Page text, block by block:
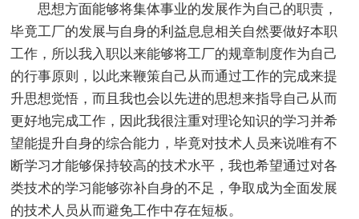
思想方面能够将集体事业的发展作为自己的职责，
毕竟工厂的发展与自身的利益息息相关自然要做好本职
工作，所以我入职以来能够将工厂的规章制度作为自己
的行事原则，以此来鞭策自己从而通过工作的完成来提
升思想觉悟，而且我也会以先进的思想来指导自己从而
更好地完成工作，因此我很注重对理论知识的学习并希
望能提升自身的综合能力，毕竟对技术人员来说唯有不
断学习才能够保持较高的技术水平，我也希望通过对各
类技术的学习能够弥补自身的不足，争取成为全面发展
的技术人员从而避免工作中存在短板。